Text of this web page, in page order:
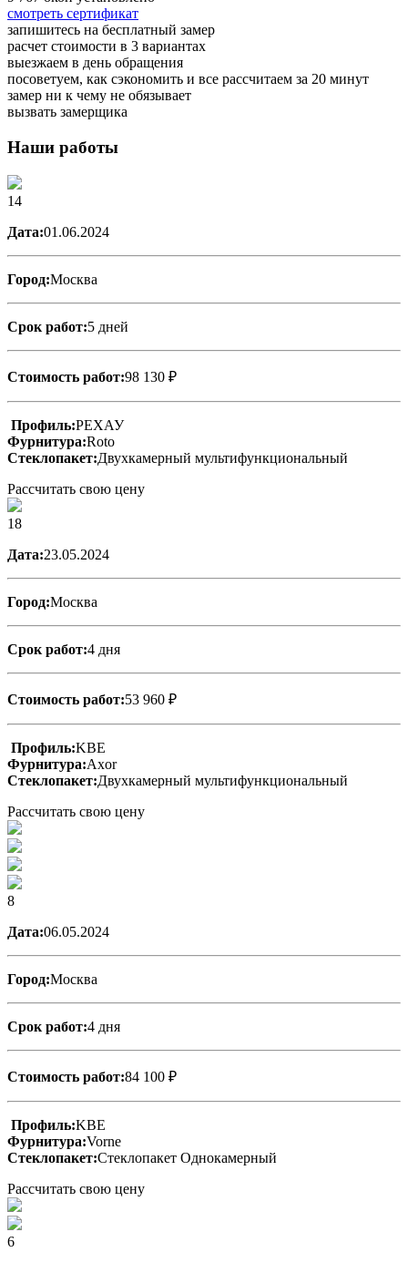
смотреть сертификат
запишитесь на бесплатный замер
расчет стоимости в 3 вариантах
выезжаем в день обращения
посоветуем, как сэкономить и все рассчитаем за 20 минут
замер ни к чему не обязывает
вызвать замерщика
Наши работы
14
Дата:01.06.2024
Город:Москва
Срок работ:5 дней
Стоимость работ:98 130 ₽
Профиль:РЕХАУ
Фурнитура:Roto
Стеклопакет:Двухкамерный мультифункциональный
Рассчитать свою цену
18
Дата:23.05.2024
Город:Москва
Срок работ:4 дня
Стоимость работ:53 960 ₽
Профиль:KBE
Фурнитура:Axor
Стеклопакет:Двухкамерный мультифункциональный
Рассчитать свою цену
8
Дата:06.05.2024
Город:Москва
Срок работ:4 дня
Стоимость работ:84 100 ₽
Профиль:KBE
Фурнитура:Vorne
Стеклопакет:Стеклопакет Однокамерный
Рассчитать свою цену
6